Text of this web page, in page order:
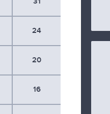
24
20
16